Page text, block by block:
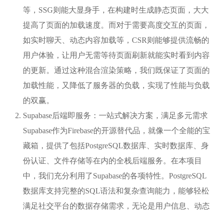
等，SSG则能大显身手，在构建时生成静态页面，大大
提高了页面的加载速度。而对于需要高度交互的页面，
如实时聊天、动态内容加载等，CSR则能够提供流畅的
用户体验，让用户无需等待页面刷新就能实时看到内容
的更新。通过这种混合渲染策略，我们既保证了页面的
加载性能，又降低了服务器的负载，实现了性能与负载
的双赢。
Supabase后端即服务：一站式解决方案，满足多元需求
Supabase作为Firebase的开源替代品，就像一个全能的宝
藏箱，提供了包括PostgreSQL数据库、实时数据库、身
份认证、文件存储等在内的全栈后端服务。在本项目
中，我们充分利用了Supabase的各项特性。PostgreSQL
数据库支持完整的SQL语法和复杂查询能力，能够轻松
满足社交平台的数据存储需求，无论是用户信息、动态